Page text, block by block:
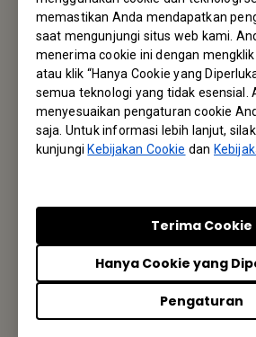
memastikan Anda mendapatkan
saat mengunjungi situs web kami.
menerima cookie ini dengan mengklik
atau klik “Hanya Cookie yang
semua teknologi yang tidak esensial.
menyesuaikan pengaturan cookie
saja. Untuk informasi lebih lanjut,
kunjungiKebijakan Cookie dan
Pengaturan
Hanya Cookie yang
Terima Cookie
Jadi yang pertama mengetahui
Langganan
Wisma 77 2nd Tower, 15th Floor Jl.
Slipi, Jakarta Barat 11410